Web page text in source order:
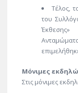
Τέλος,
του
Έκθεσης»
Μόνιμες
Στις μόνιμες